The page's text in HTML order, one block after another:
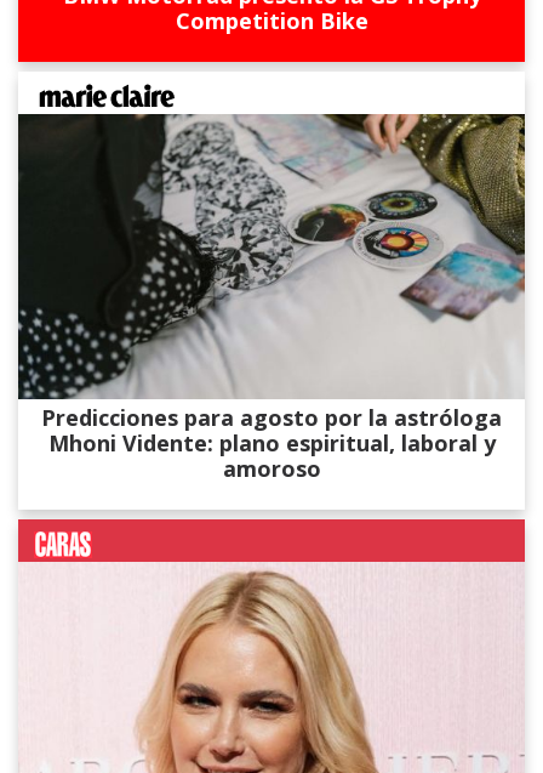
Competition Bike
Predicciones para agosto por la astróloga
Mhoni Vidente: plano espiritual, laboral y
amoroso